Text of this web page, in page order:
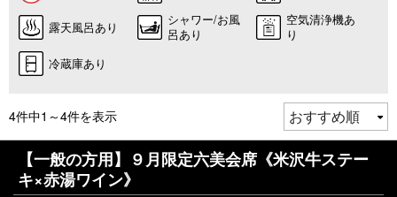
露天風呂あり
シャワー/お風
呂あり
空気清浄機あ
り
冷蔵庫あり
4件中1～4件を表示
【一般の方用】９月限定六美会席《米沢牛ステー
キ×赤湯ワイン》